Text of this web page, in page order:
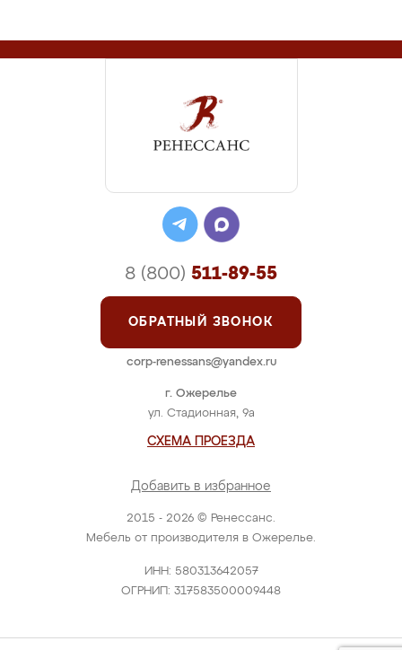
2015 - 2026 © Ренессанс.
Мебель от производителя в Ожерелье.
ИНН: 580313642057
ОГРНИП: 317583500009448
г. Ожерелье
ул. Стадионная, 9а
СХЕМА ПРОЕЗДА
Добавить в избранное
8 (800) 511-89-55
ОБРАТНЫЙ ЗВОНОК
corp-renessans@yandex.ru